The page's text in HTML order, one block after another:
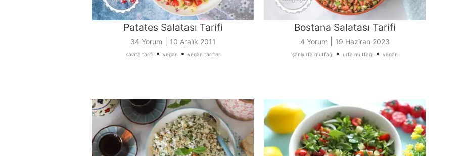
Patates Salatası Tarifi
34 Yorum 10 Aralık 2011
salata tarifi• vegan • vegan tarifler
Bostana Salatası Tarifi
4 Yorum 19 Haziran 2023
şanlıurfa mutfağı• urfa mutfağı• vegan